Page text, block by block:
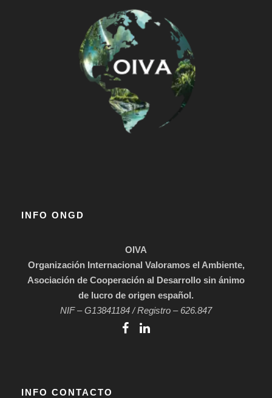
INFO ONGD
OIVA
Organización Internacional Valoramos el Ambiente,
Asociación de Cooperación al Desarrollo sin ánimo
de lucro de origen español.
NIF – G13841184 / Registro – 626.847
INFO CONTACTO